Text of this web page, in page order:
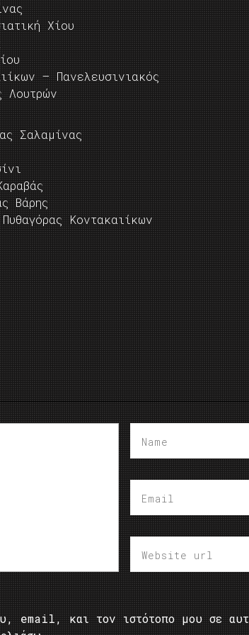
Χίου
– Πανελευσινιακός
Λουτρών
Σαλαμίνας
Βάρης
Κοντακαιίκων
email, και τον ιστότοπο μου σε